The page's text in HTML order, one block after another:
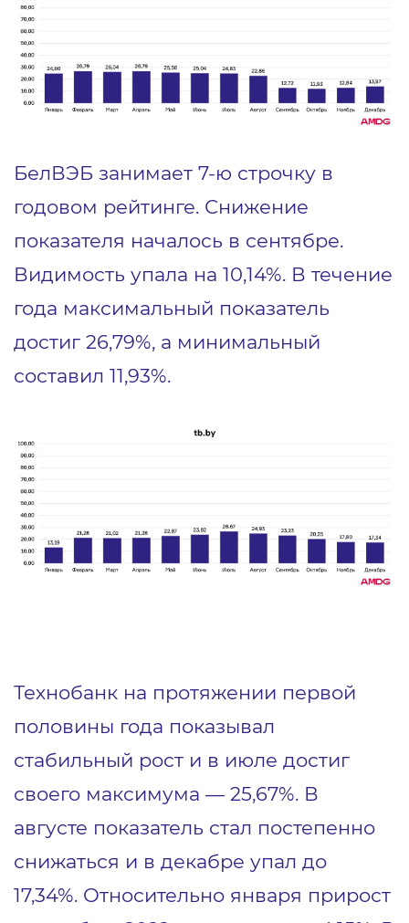
БелВЭБ занимает 7-ю строчку в
годовом рейтинге. Снижение
показателя началось в сентябре.
Видимость упала на 10,14%. В течение
года максимальный показатель
достиг 26,79%, а минимальный
составил 11,93%.
Технобанк на протяжении первой
половины года показывал
стабильный рост и в июле достиг
своего максимума — 25,67%. В
августе показатель стал постепенно
снижаться и в декабре упал до
17,34%. Относительно января прирост